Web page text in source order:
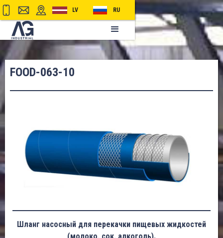
LV RU
FOOD-063-10
Шланг насосный для перекачки пищевых жидкостей